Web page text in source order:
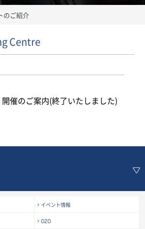
のご紹介
Centre
催のご案内(終了いたしました)
イベント情報
OZO